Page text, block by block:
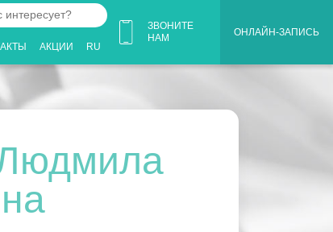
АКЦИИ RU
ЗВОНИТЕ
НАМ
ОНЛАЙН-ЗАПИСЬ